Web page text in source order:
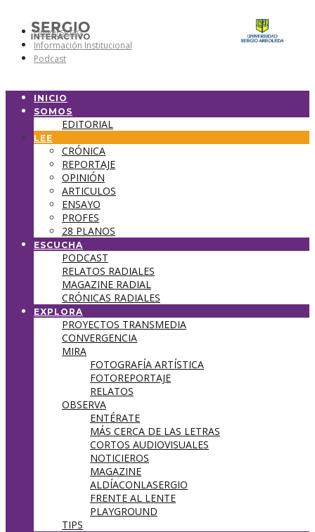
Universidad
Información Institucional
Podcast
INICIO
SOMOS
EDITORIAL
LEE
CRÓNICA
REPORTAJE
OPINIÓN
ARTICULOS
ENSAYO
PROFES
28 PLANOS
ESCUCHA
PODCAST
RELATOS RADIALES
MAGAZINE RADIAL
CRÓNICAS RADIALES
EXPLORA
PROYECTOS TRANSMEDIA
CONVERGENCIA
MIRA
FOTOGRAFÍA ARTÍSTICA
FOTOREPORTAJE
RELATOS
OBSERVA
ENTÉRATE
MÁS CERCA DE LAS LETRAS
CORTOS AUDIOVISUALES
NOTICIEROS
MAGAZINE
ALDÍACONLASERGIO
FRENTE AL LENTE
PLAYGROUND
TIPS